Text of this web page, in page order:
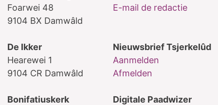
Foarwei 48
9104 BX Damwâld
E-mail de redactie
De Ikker
Hearewei 1
9104 CR Damwâld
Nieuwsbrief Tsjerkelûd
Aanmelden
Afmelden
Bonifatiuskerk
Digitale Paadwizer